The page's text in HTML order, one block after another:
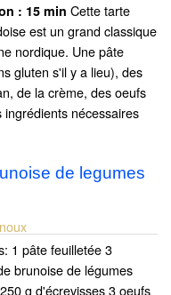
: 15 min Cette tarte
est un grand classique
nordique. Une pâte
gluten s'il y a lieu), des
de la crème, des oeufs
nécessaires
de legumes
1 pâte feuilletée 3
brunoise de légumes
g d'écrevisses 3 oeufs